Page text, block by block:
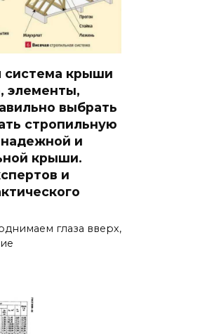
система крыши
элементы,
выбрать
стропильную
и
крыши.
и
глаза вверх,